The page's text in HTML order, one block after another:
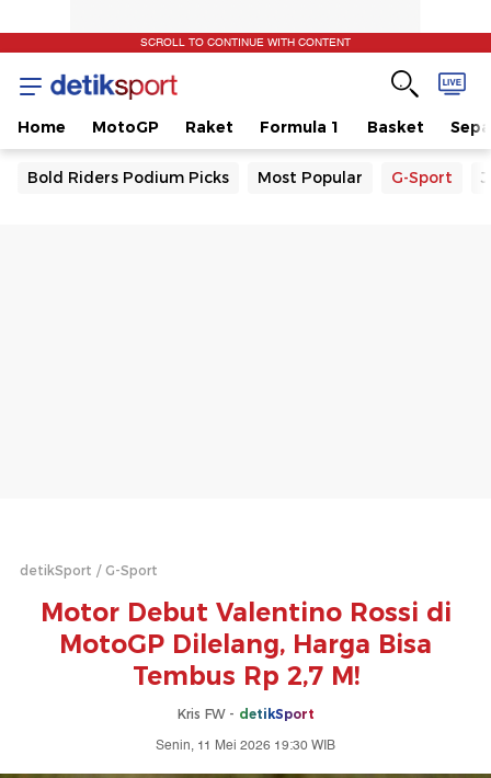
SCROLL TO CONTINUE WITH CONTENT
Home MotoGP Raket Formula 1 Basket
Bold Riders Podium Picks Most Popular G-Sport
detikSport G-Sport
Motor Debut Valentino Rossi di
MotoGP Dilelang, Harga Bisa
Tembus Rp 2,7 M!
Kris FW - detikSport
Senin, 11 Mei 2026 19:30 WIB